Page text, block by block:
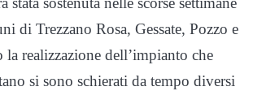
di Trezzano Rosa, Gessate, Pozzo e
realizzazione dell’impianto che
si sono schierati da tempo diversi